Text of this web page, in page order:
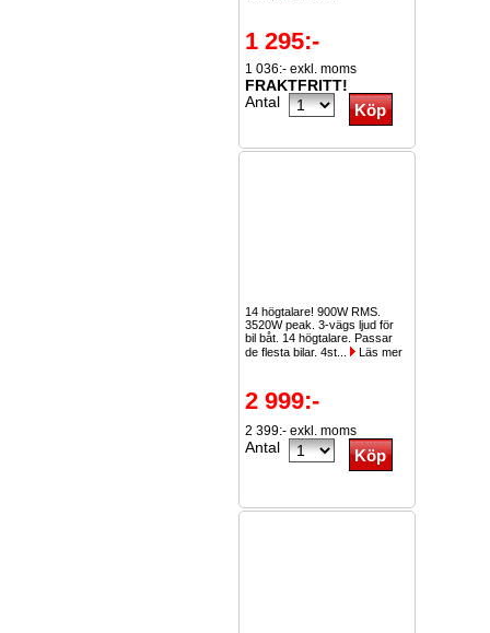
1 295:-
1 036:- exkl. moms
FRAKTFRITT!
Antal
14 högtalare! 900W RMS.
3520W peak. 3-vägs ljud för
bil båt. 14 högtalare. Passar
de flesta bilar. 4st...
Läs mer
2 999:-
2 399:- exkl. moms
Antal